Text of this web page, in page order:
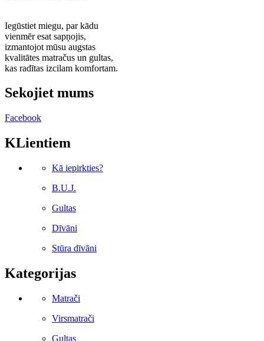
Iegūstiet miegu, par kādu
vienmēr esat sapņojis,
izmantojot mūsu augstas
kvalitātes matračus un gultas,
kas radītas izcilam komfortam.
Sekojiet mums
Facebook
KLientiem
Kā iepirkties?
B.U.J.
Gultas
Dīvāni
Stūra dīvāni
Kategorijas
Matrači
Virsmatrači
Gultas